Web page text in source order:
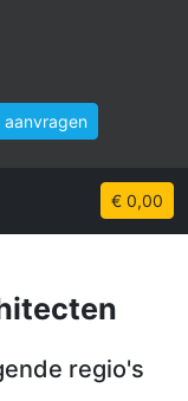
aanvragen
€ 0,00
regio's